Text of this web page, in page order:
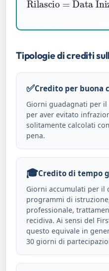
Tipologie di crediti
✅Credito per buona
Giorni guadagnati per
per aver evitato
solitamente calcolati
pena.
🎓Credito di tempo
Giorni accumulati per il
programmi di
professionale,
recidiva. Ai sensi del
questo equivale in
30 giorni di